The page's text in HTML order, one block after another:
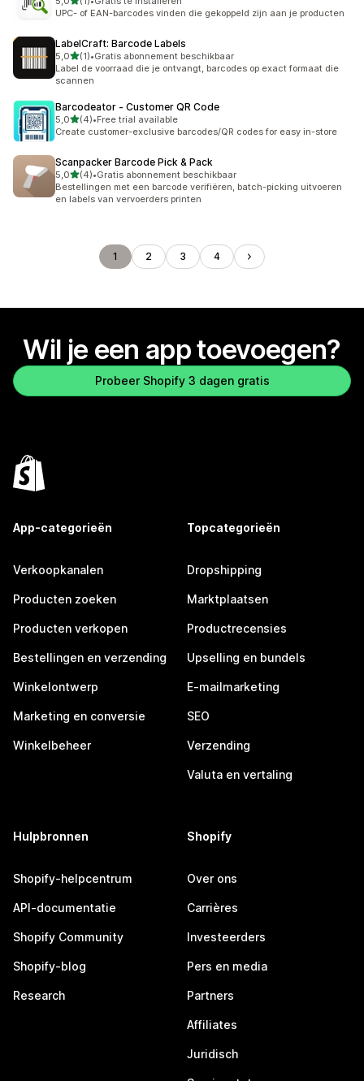
1 recensies in totaal
UPC- of EAN-barcodes vinden die gekoppeld zijn aan je producten
LabelCraft: Barcode Labels
5,0van 5 sterren
(1)
1 recensies in totaal
•Gratis abonnement beschikbaar
Label de voorraad die je ontvangt, barcodes op exact formaat die
scannen
Barcodeator ‑ Customer QR Code
5,0van 5 sterren
(4)
4 recensies in totaal
•Free trial available
Create customer-exclusive barcodes/QR codes for easy in-store
Scanpacker Barcode Pick & Pack
5,0van 5 sterren
(4)
4 recensies in totaal
•Gratis abonnement beschikbaar
Bestellingen met een barcode verifiëren, batch-picking uitvoeren
en labels van vervoerders printen
1 2 3 4
Wil je een app toevoegen?
Probeer Shopify 3 dagen gratis
App-categorieën
Verkoopkanalen
Producten zoeken
Producten verkopen
Bestellingen en verzending
Winkelontwerp
Marketing en conversie
Winkelbeheer
Topcategorieën
Dropshipping
Marktplaatsen
Productrecensies
Upselling en bundels
E-mailmarketing
SEO
Verzending
Valuta en vertaling
Hulpbronnen
Shopify-helpcentrum
API-documentatie
Shopify Community
Shopify-blog
Research
Shopify
Over ons
Carrières
Investeerders
Pers en media
Partners
Affiliates
Juridisch